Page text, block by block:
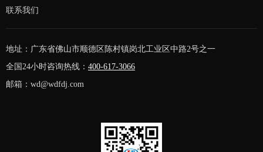
联系我们
地址：广东省佛山市顺德区陈村镇岗北工业区中路2号之一
全国24小时咨询热线： 400-617-3066
邮箱：wd@wdfdj.com